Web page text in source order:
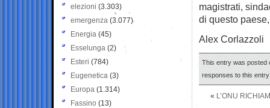
magistrati,
di questo
Alex Corlazzoli
This entry was posted
responses to this
« L’ONU
elezioni (3.303)
emergenza (3.077)
Energia (45)
Esselunga (2)
Esteri (784)
Eugenetica (3)
Europa (1.314)
Fassino (13)